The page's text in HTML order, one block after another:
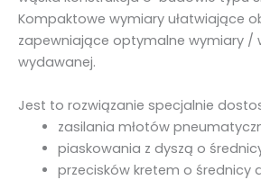
D
2
Kompaktowe wymiary ułatwiające
zapewniające optymalne wymiary /
wydawanej.
Jest to rozwiązanie specjalnie
zasilania młotów
piaskowania z dyszą o
przecisków kretem o średnicy